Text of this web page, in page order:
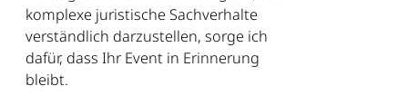
komplexe juristische Sachverhalte
verständlich darzustellen, sorge ich
dafür, dass Ihr Event in Erinnerung
bleibt.